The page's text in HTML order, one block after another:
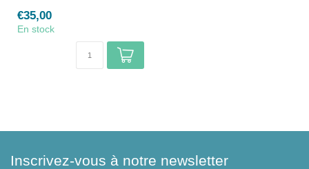
€35,00
En stock
Inscrivez-vous à notre newsletter